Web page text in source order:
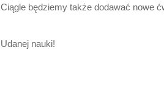
Ciągle będziemy także dodawać nowe
Udanej nauki!